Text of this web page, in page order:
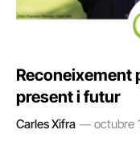
Reconeixement
present i futur
Carles Xifra octubre